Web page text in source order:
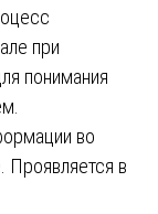
при
понимания
во
Проявляется в